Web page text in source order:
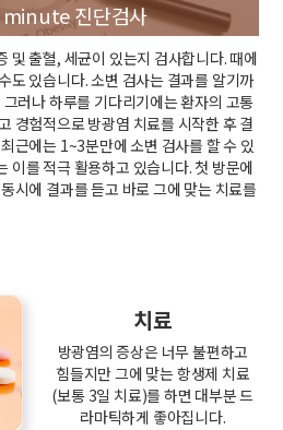
minute 진단검사
및 출혈, 세균이 있는지 검사합니다. 때에
도 있습니다. 소변 검사는 결과를 알기까
러나 하루를 기다리기에는 환자의 고통
경험적으로 방광염 치료를 시작한 후 결
근에는 1~3분만에 소변 검사를 할 수 있
이를 적극 활용하고 있습니다. 첫 방문에
시에 결과를 듣고 바로 그에 맞는 치료를
치료
방광염의 증상은 너무 불편하고
힘들지만 그에 맞는 항생제 치료
(보통 3일 치료)를 하면 대부분 드
라마틱하게 좋아집니다.